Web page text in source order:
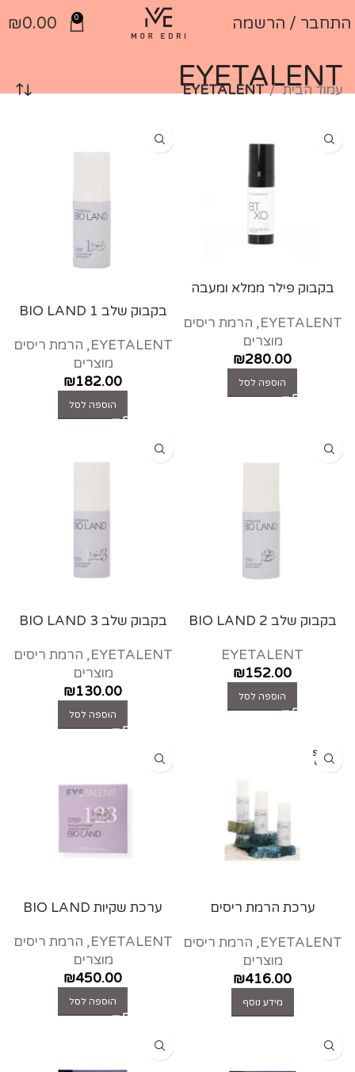
התחבר / הרשמה 0
₪0.00
EYETALENT
עמוד הבית EYETALENT
בקבוק פילר ממלא ומעבה
EYETALENT
, הרמת ריסים
מוצרים
₪280.00
הוספה לסל
בקבוק שלב 1 BIO LAND
EYETALENT
, הרמת ריסים
מוצרים
₪182.00
הוספה לסל
בקבוק שלב 2 BIO LAND
EYETALENT
₪152.00
הוספה לסל
בקבוק שלב 3 BIO LAND
EYETALENT
, הרמת ריסים
מוצרים
₪130.00
הוספה לסל
SOLD
OUT
ערכת הרמת ריסים
EYETALENT
, הרמת ריסים
מוצרים
₪416.00
מידע נוסף
ערכת שקיות BIO LAND
EYETALENT
, הרמת ריסים
מוצרים
₪450.00
הוספה לסל